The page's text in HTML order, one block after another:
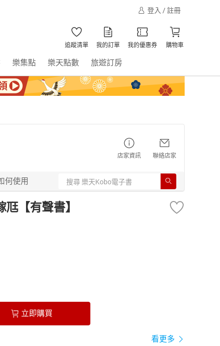
登入 / 註冊
追蹤清單 我的訂單 我的優惠券 購物車
樂集點 樂天點數 旅遊訂房
店家資訊 聯絡店家
何使用
【有聲書】
立即購買
看更多